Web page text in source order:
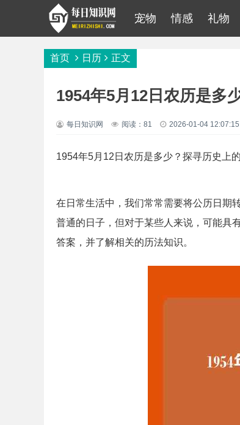
宠物 情感 礼物
首页 日历 正文
1954年5月12日农历是多
每日知识网 阅读：81 2026-01-04 12:07:15
1954年5月12日农历是多少？探寻历史上
在日常生活中，我们常常需要将公历日期
普通的日子，但对于某些人来说，可能具
答案，并了解相关的历法知识。